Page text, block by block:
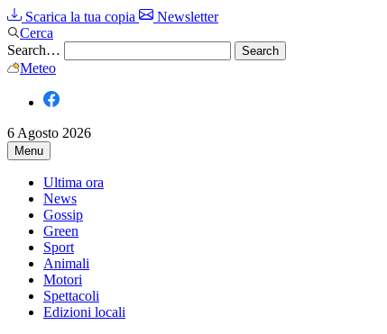
Scarica la tua copia
Newsletter
Cerca
Search…
Meteo
6 Agosto 2026
Menu
Ultima ora
News
Gossip
Green
Sport
Animali
Motori
Spettacoli
Edizioni locali